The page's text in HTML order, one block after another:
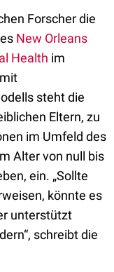
Forscher die
New Orleans
Health im
steht die
Eltern, zu
im Umfeld des
Alter von null bis
ein. „Sollte
könnte es
unterstützt
schreibt die